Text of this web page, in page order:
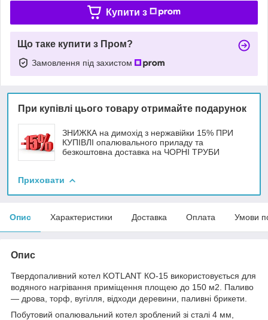
Купити з
Що таке купити з Пром?
Замовлення під захистом
При купівлі цього товару отримайте подарунок
ЗНИЖКА на димохід з нержавійки 15% ПРИ
КУПІВЛІ опалювального приладу та
безкоштовна доставка на ЧОРНІ ТРУБИ
Приховати
Опис Характеристики Доставка Оплата Умови
Опис
Твердопаливний котел KOTLANT КО-15 використовується для
водяного нагрівання приміщення площею до 150 м2. Паливо
— дрова, торф, вугілля, відходи деревини, паливні брикети.
Побутовий опалювальний котел зроблений зі сталі 4 мм,